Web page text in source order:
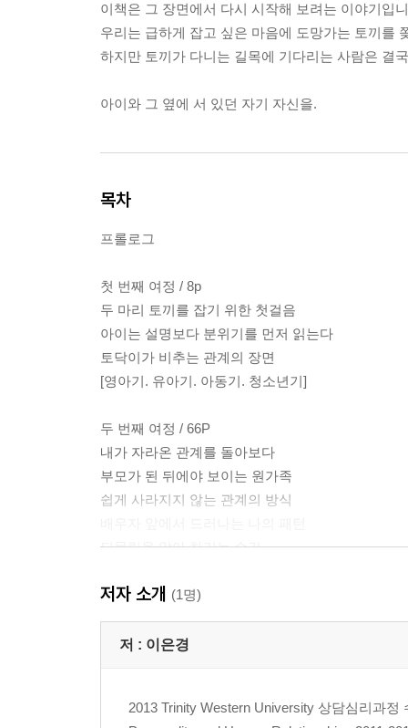
이책은 그 장면에서 다시 시작해 보려는 이야기입
우리는 급하게 잡고 싶은 마음에 도망가는 토끼를
하지만 토끼가 다니는 길목에 기다리는 사람은 결
아이와 그 옆에 서 있던 자기 자신을.
목차
프롤로그
첫 번째 여정 / 8p
두 마리 토끼를 잡기 위한 첫걸음
아이는 설명보다 분위기를 먼저 읽는다
토닥이가 비추는 관계의 장면
[영아기. 유아기. 아동기. 청소년기]
두 번째 여정 / 66P
내가 자라온 관계를 돌아보다
부모가 된 뒤에야 보이는 원가족
쉽게 사라지지 않는 관계의 방식
되물림을 알아 차리는 순간
세 번째 여정 / 86p
나도 몰랐던 내가 나오는 순간
말보다 먼저 전해지는 부모의 상태
공감과 허용을 혼동할 때
저자 소개 (1명)
저 : 이은경
2013 Trinity Western University 상담심리과